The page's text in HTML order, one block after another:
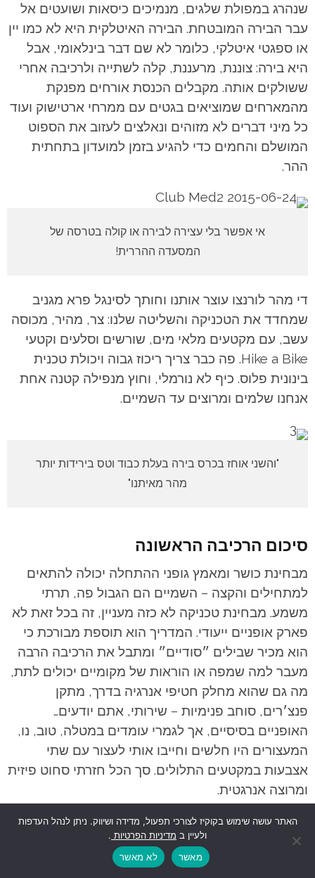
שנהרג במפולת שלגים, מנמיכים כיסאות ושועטים אל
עבר הבירה המובטחת. הבירה האיטלקית היא לא כמו יין
או ספגטי איטלקי, כלומר לא שם דבר בינלאומי, אבל
היא בירה: צוננת, מרעננת, קלה לשתייה ולרכיבה אחרי
ששולקים אותה. מקבלים הכנסת אורחים מפנקת
מהמארחים שמוציאים בגטים עם ממרחי ארטישוק ועוד
כל מיני דברים לא מזוהים ונאלצים לעזוב את הספוט
המושלם והחמים כדי להגיע בזמן למועדון בתחתית
ההר.
אי אפשר בלי עצירה לבירה או קולה בטרסה של
המסעדה ההררית!
די מהר לורנצו עוצר אותנו וחותך לסינגל פרא מגניב
שמחדד את הטכניקה והשליטה שלנו: צר, מהיר, מכוסה
עשב, עם מקטעים מלאי מים, שורשים וסלעים וקטעי
Hike a Bike. פה כבר צריך ריכוז גבוה ויכולת טכנית
בינונית פלוס. כיף לא נורמלי, וחוץ מנפילה קטנה אחת
אנחנו שלמים ומרוצים עד השמיים.
"והשני אוחז בכרס בירה בעלת כבוד וטס בירידות יותר
מהר מאיתנו"
סיכום הרכיבה הראשונה
מבחינת כושר ומאמץ גופני ההתחלה יכולה להתאים
למתחילים והקצה – השמיים הם הגבול פה, תרתי
משמע. מבחינת טכניקה לא כזה מעניין, זה בכל זאת לא
פארק אופניים ייעודי. המדריך הוא תוספת מבורכת כי
הוא מכיר שבילים ״סודיים״ ומתבל את הרכיבה הרבה
מעבר למה שמפה או הוראות של מקומיים יכולים לתת,
מה גם שהוא מחלק חטיפי אנרגיה בדרך, מתקן
פנצ׳רים, סוחב פנימיות – שירותי, אתם יודעים…
האופניים בסיסיים, אך לגמרי עומדים במטלה, טוב, נו,
המעצורים היו חלשים וחייבו אותי לעצור עם שתי
אצבעות במקטעים התלולים. סך הכל חזרתי סחוט פיזית
ומרוצה אנרגטית.
האתר עושה שימוש בקוקיז לצורכי תפעול, מדידה ושיווק. ניתן לנהל העדפות
ולעיין ב מדיניות הפרטיות .
מאשר
לא מאשר